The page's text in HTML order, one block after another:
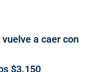
a caer con
$3.150